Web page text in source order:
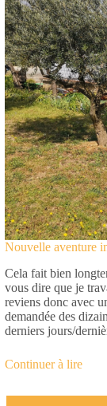
Nouvelle aventure
Cela fait bien
vous dire que je
reviens donc avec
demandée des
derniers jours/
Continuer à lire